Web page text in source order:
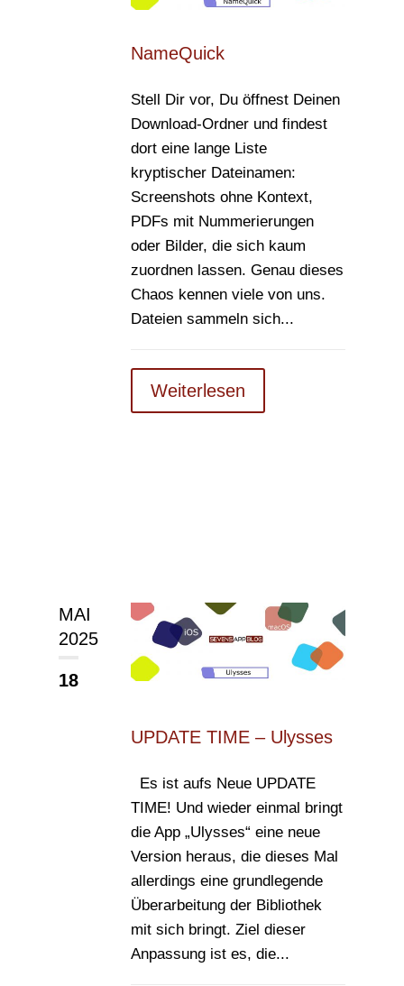
NameQuick
Stell Dir vor, Du öffnest Deinen
Download-Ordner und findest
dort eine lange Liste
kryptischer Dateinamen:
Screenshots ohne Kontext,
PDFs mit Nummerierungen
oder Bilder, die sich kaum
zuordnen lassen. Genau dieses
Chaos kennen viele von uns.
Dateien sammeln sich...
Weiterlesen
MAI
2025
18
UPDATE TIME – Ulysses
Es ist aufs Neue UPDATE
TIME! Und wieder einmal bringt
die App „Ulysses“ eine neue
Version heraus, die dieses Mal
allerdings eine grundlegende
Überarbeitung der Bibliothek
mit sich bringt. Ziel dieser
Anpassung ist es, die...